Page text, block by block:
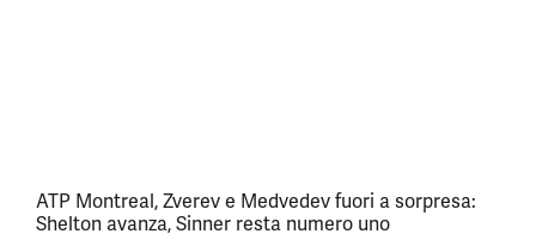
ATP Montreal, Zverev e Medvedev fuori a sorpresa:
Shelton avanza, Sinner resta numero uno